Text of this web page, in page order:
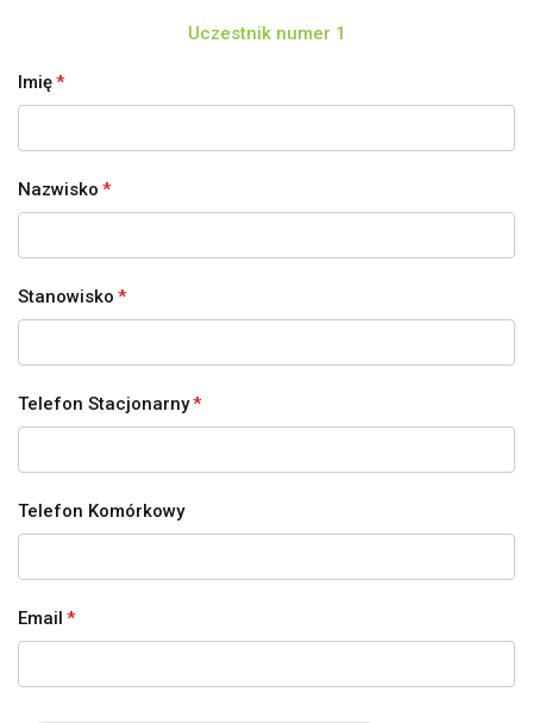
Uczestnik numer 1
Imię*
Nazwisko *
Stanowisko *
Telefon Stacjonarny*
Telefon Komórkowy
Email *